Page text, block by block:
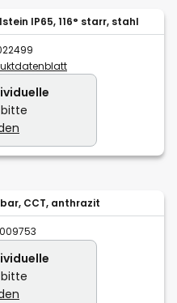
IP65, 116° starr, stahl
bitte
CCT, anthrazit
bitte